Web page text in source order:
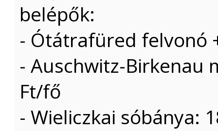
belépők:
- Ótátrafüred felvonó
- Auschwitz-Birkenau
Ft/fő
- Wieliczkai sóbánya: